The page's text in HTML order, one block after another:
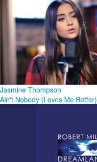
Jasmine Thompson
Ain't Nobody (Loves Me Better)